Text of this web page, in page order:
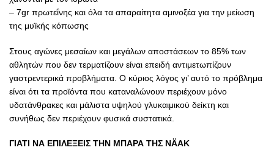
– 7gr πρωτεΐνης και όλα τα απαραίτητα αμινοξέα για την μείωση
της μυϊκής κόπωσης
Στους αγώνες μεσαίων και μεγάλων αποστάσεων το 85% των
αθλητών που δεν τερματίζουν είναι επειδή αντιμετωπίζουν
γαστρεντερικά προβλήματα. Ο κύριος λόγος γι’ αυτό το πρόβλημα
είναι ότι τα προϊόντα που καταναλώνουν περιέχουν μόνο
υδατάνθρακες και μάλιστα υψηλού γλυκαιμικού δείκτη και
συνήθως δεν περιέχουν φυσικά συστατικά.
ΓΙΑΤΙ ΝΑ ΕΠΙΛΕΞΕΙΣ ΤΗΝ ΜΠΑΡΑ ΤΗΣ NÄAK